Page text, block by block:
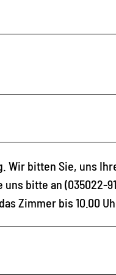
Wir bitten Sie, uns
bitte an (035022-
Zimmer bis 10.00